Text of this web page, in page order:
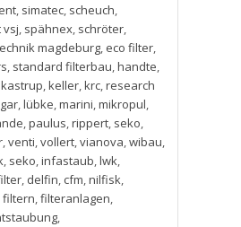
, simatec, scheuch,
vsj, spähnex, schröter,
magdeburg, eco filter,
, standard filterbau,handte,
kastrup,keller,krc,research
,lübke,marini,mikropul,
,paulus,rippert, seko,
,venti,vollert,vianova,wibau,
, seko,infastaub,lwk,
, delfin, cfm,nilfisk,
filtern,filteranlagen,
,